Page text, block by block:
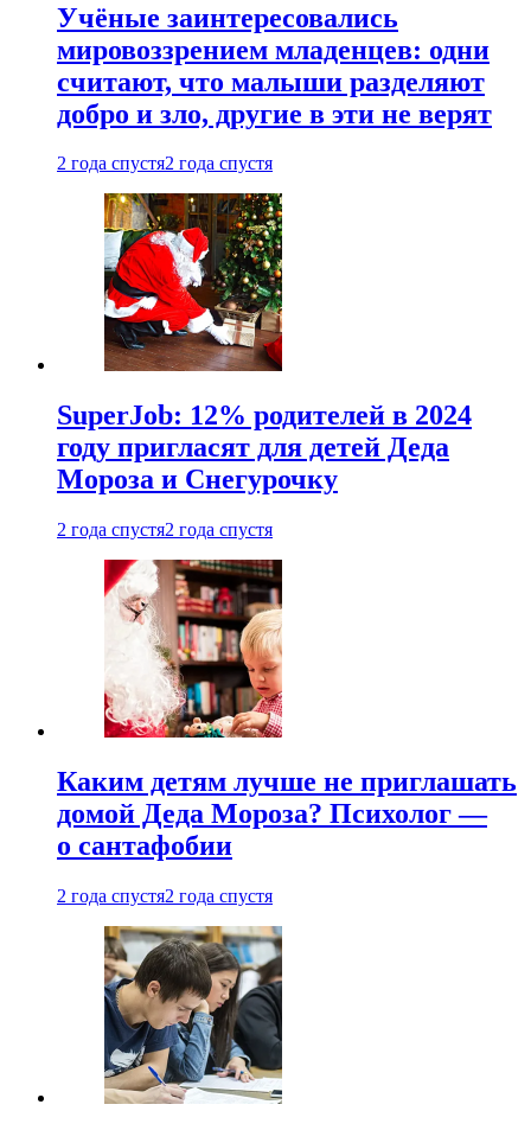
Учёные заинтересовались
мировоззрением младенцев: одни
считают, что малыши разделяют
добро и зло, другие в эти не верят
2 года спустя2 года спустя
SuperJob: 12% родителей в 2024
году пригласят для детей Деда
Мороза и Снегурочку
2 года спустя2 года спустя
Каким детям лучше не приглашать
домой Деда Мороза? Психолог —
о сантафобии
2 года спустя2 года спустя